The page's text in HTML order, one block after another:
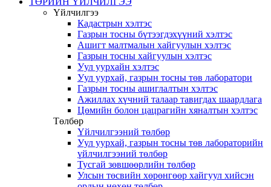
Үйлчилгээ
Кадастрын хэлтэс
Газрын тосны бүтээгдэхүүний хэлтэс
Ашигт малтмалын хайгуулын хэлтэс
Газрын тосны хайгуулын хэлтэс
Уул уурхайн хэлтэс
Уул уурхай, газрын тосны төв лаборатори
Газрын тосны ашиглалтын хэлтэс
Ажиллах хүчний талаар тавигдах шаардлага
Цөмийн болон цацрагийн хяналтын хэлтэс
Төлбөр
Үйлчилгээний төлбөр
Уул уурхай, газрын тосны төв лабораторийн
үйлчилгээний төлбөр
Тусгай зөвшөөрлийн төлбөр
Улсын төсвийн хөрөнгөөр хайгуул хийсэн